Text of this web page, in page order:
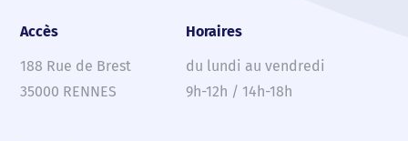
Accès
188 Rue de Brest
35000 RENNES
Horaires
du lundi au vendredi
9h-12h / 14h-18h